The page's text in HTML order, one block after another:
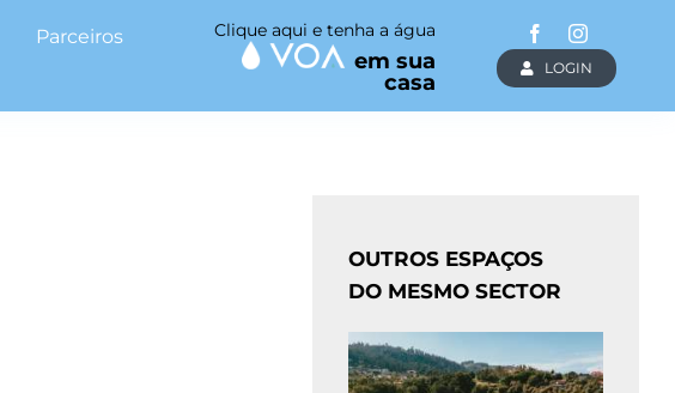
Parceiros Clique aqui e tenha a água
em sua
casa
LOGIN
OUTROS ESPAÇOS
DO MESMO SECTOR